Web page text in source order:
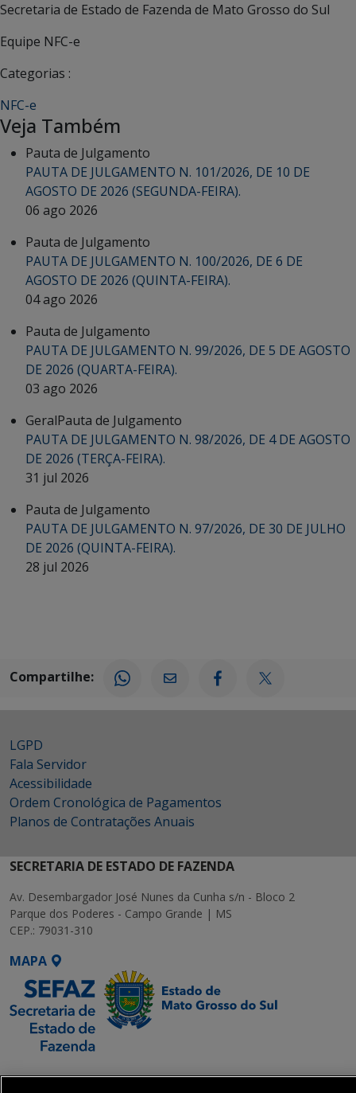
Secretaria de Estado de Fazenda de Mato Grosso do Sul
Equipe NFC-e
Categorias :
NFC-e
Veja Também
Pauta de Julgamento
PAUTA DE JULGAMENTO N. 101/2026, DE 10 DE
AGOSTO DE 2026 (SEGUNDA-FEIRA).
06 ago 2026
Pauta de Julgamento
PAUTA DE JULGAMENTO N. 100/2026, DE 6 DE
AGOSTO DE 2026 (QUINTA-FEIRA).
04 ago 2026
Pauta de Julgamento
PAUTA DE JULGAMENTO N. 99/2026, DE 5 DE AGOSTO
DE 2026 (QUARTA-FEIRA).
03 ago 2026
GeralPauta de Julgamento
PAUTA DE JULGAMENTO N. 98/2026, DE 4 DE AGOSTO
DE 2026 (TERÇA-FEIRA).
31 jul 2026
Pauta de Julgamento
PAUTA DE JULGAMENTO N. 97/2026, DE 30 DE JULHO
DE 2026 (QUINTA-FEIRA).
28 jul 2026
Compartilhe:
LGPD
Fala Servidor
Acessibilidade
Ordem Cronológica de Pagamentos
Planos de Contratações Anuais
SECRETARIA DE ESTADO DE FAZENDA
Av. Desembargador José Nunes da Cunha s/n - Bloco 2
Parque dos Poderes - Campo Grande | MS
CEP.: 79031-310
MAPA